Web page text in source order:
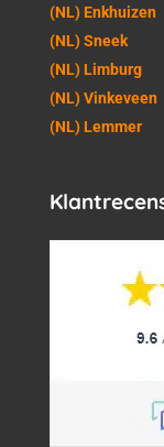
(NL) Enkhuizen
(NL) Sneek
(NL) Limburg
(NL) Vinkeveen
(NL) Lemmer